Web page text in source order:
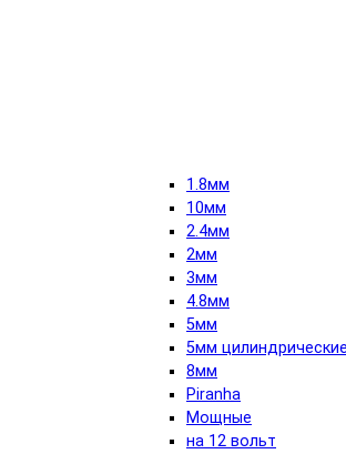
1.8мм
10мм
2.4мм
2мм
3мм
4.8мм
5мм
5мм цилиндрические
8мм
Piranha
Мощные
на 12 вольт